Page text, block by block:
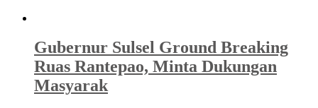
Gubernur Sulsel Ground Breaking
Ruas Rantepao, Minta Dukungan
Masyarak